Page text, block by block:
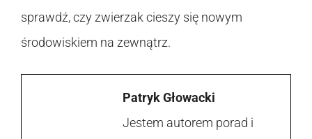
sprawdź, czy zwierzak cieszy się nowym
środowiskiem na zewnątrz.
Patryk Głowacki
Jestem autorem porad i